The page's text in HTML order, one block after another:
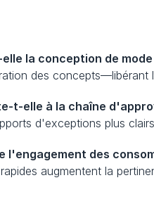
la conception de mode
des
t-elle à la chaîne
d'exceptions plus
l'engagement des
augmentent la